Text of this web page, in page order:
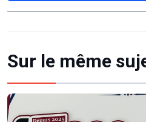
Sur le même